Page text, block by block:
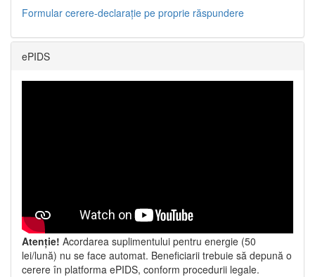
Formular cerere-declarație pe proprie răspundere
ePIDS
Atenție! Acordarea suplimentului pentru energie (50
lei/lună) nu se face automat. Beneficiarii trebuie să depună o
cerere în platforma ePIDS, conform procedurii legale.